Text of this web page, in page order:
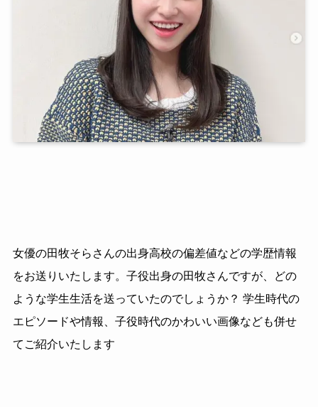
女優の田牧そらさんの出身高校の偏差値などの学歴情報
をお送りいたします。子役出身の田牧さんですが、どの
ような学生生活を送っていたのでしょうか？ 学生時代の
エピソードや情報、子役時代のかわいい画像なども併せ
てご紹介いたします